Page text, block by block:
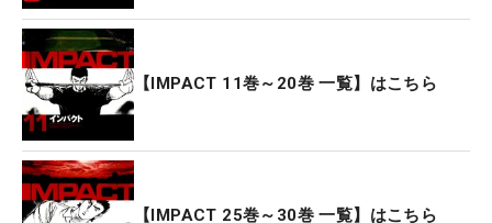
【IMPACT 11巻～20巻 一覧】はこちら
【IMPACT 25巻～30巻 一覧】はこちら